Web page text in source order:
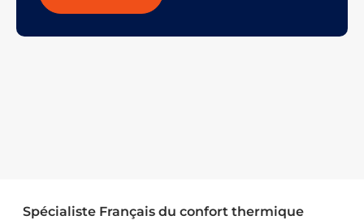
Spécialiste Français du confort thermique